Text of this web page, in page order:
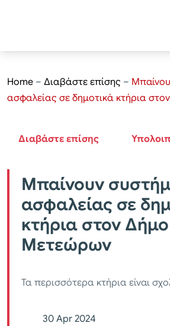
Home – Διαβάστε επίσης –
ασφαλείας σε δημοτικά κτήρια
Διαβάστε επίσης
Μπαίνουν
ασφαλείας σε
κτήρια στον Δήμο
Μετεώρων
Τα περισσότερα κτήρια είναι
30 Apr 2024